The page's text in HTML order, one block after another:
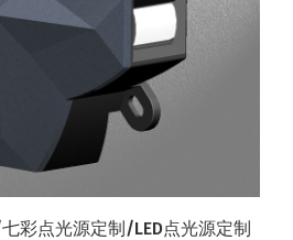
彩点光源定制/LED点光源定制